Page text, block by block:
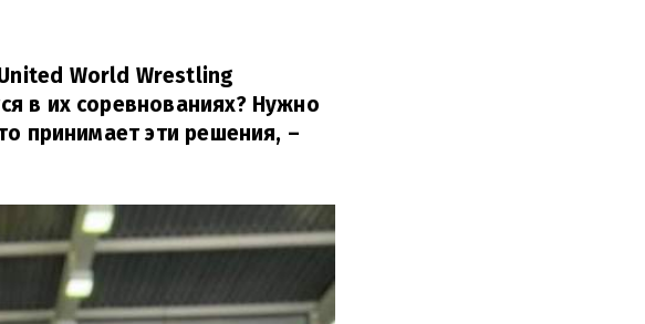
World Wrestling
в их соревнованиях? Нужно
принимает эти решения, –